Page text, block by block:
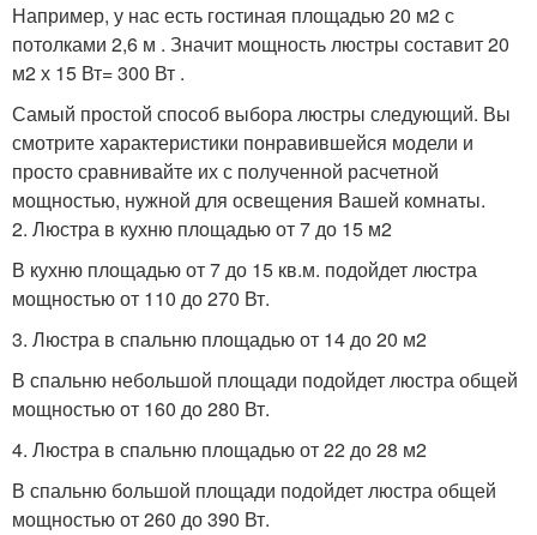
Например, у нас есть гостиная площадью 20 м2 с
потолками 2,6 м . Значит мощность люстры составит 20
м2 х 15 Вт= 300 Вт .
Самый простой способ выбора люстры следующий. Вы
смотрите характеристики понравившейся модели и
просто сравнивайте их с полученной расчетной
мощностью, нужной для освещения Вашей комнаты.
2. Люстра в кухню площадью от 7 до 15 м2
В кухню площадью от 7 до 15 кв.м. подойдет люстра
мощностью от 110 до 270 Вт.
3. Люстра в спальню площадью от 14 до 20 м2
В спальню небольшой площади подойдет люстра общей
мощностью от 160 до 280 Вт.
4. Люстра в спальню площадью от 22 до 28 м2
В спальню большой площади подойдет люстра общей
мощностью от 260 до 390 Вт.